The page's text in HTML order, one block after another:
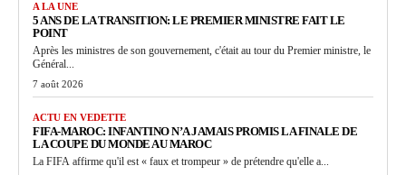
A LA UNE
5 ANS DE LA TRANSITION: LE PREMIER MINISTRE FAIT LE
POINT
Après les ministres de son gouvernement, c'était au tour du Premier ministre, le
Général...
7 août 2026
ACTU EN VEDETTE
FIFA-MAROC: INFANTINO N’A JAMAIS PROMIS LA FINALE DE
LA COUPE DU MONDE AU MAROC
La FIFA affirme qu'il est « faux et trompeur » de prétendre qu'elle a...